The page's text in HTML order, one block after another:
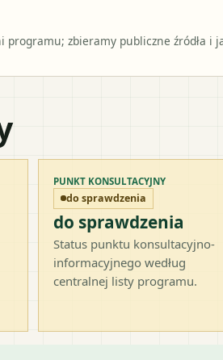
zbieramy publiczne źródła i
PUNKT KONSULTACYJNY
do sprawdzenia
do sprawdzenia
Status punktu konsultacyjno-
informacyjnego według
centralnej listy programu.